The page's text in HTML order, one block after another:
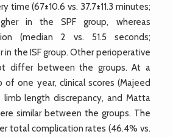
time (67±10.6 vs. 37.7±11.3 minutes;
in the SPF group, whereas
(median 2 vs. 51.5 seconds;
in the ISF group. Other perioperative
differ between the groups. At a
one year, clinical scores (Majeed
limb length discrepancy, and Matta
similar between the groups. The
total complication rates (46.4% vs.